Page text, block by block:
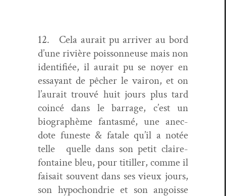
12. Cela aurait pu arriv­er au bord
d’une riv­ière pois­son­neuse mais non
iden­ti­fiée, il aurait pu se noy­er en
essayant de pêch­er le vairon, et on
l’aurait trou­vé huit jours plus tard
coincé dans le bar­rage, c’est un
biographème fan­tas­mé, une anec­
dote funeste & fatale qu’il a notée
telle quelle dans son petit claire­
fontaine bleu, pour tit­iller, comme il
fai­sait sou­vent dans ses vieux jours,
son hypochon­drie et son angoisse